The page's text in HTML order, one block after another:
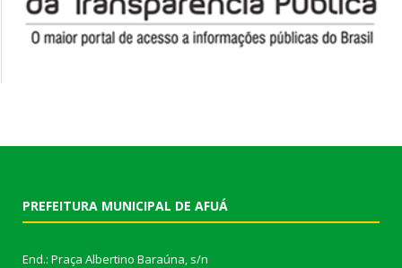
PREFEITURA MUNICIPAL DE AFUÁ
End.: Praça Albertino Baraúna, s/n